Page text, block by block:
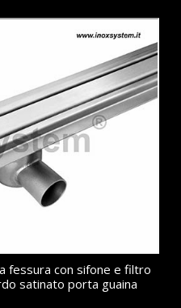
fessura con sifone e filtro
satinato porta guaina